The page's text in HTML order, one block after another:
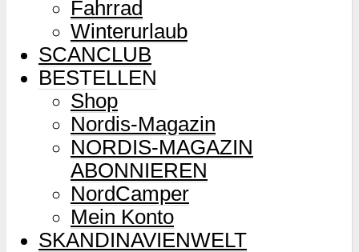
Fahrrad
Winterurlaub
SCANCLUB
BESTELLEN
Shop
Nordis-Magazin
NORDIS-MAGAZIN
ABONNIEREN
NordCamper
Mein Konto
SKANDINAVIENWELT